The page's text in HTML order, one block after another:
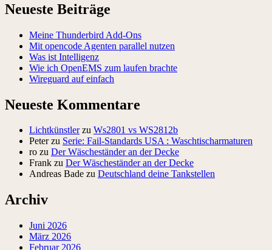
Neueste Beiträge
Meine Thunderbird Add-Ons
Mit opencode Agenten parallel nutzen
Was ist Intelligenz
Wie ich OpenEMS zum laufen brachte
Wireguard auf einfach
Neueste Kommentare
Lichtkünstlerzu Ws2801 vs WS2812b
Peterzu Serie: Fail-Standards USA : Waschtischarmaturen
ro zu Der Wäscheständer an der Decke
Frank zu Der Wäscheständer an der Decke
Andreas Bade zu Deutschland deine Tankstellen
Archiv
Juni 2026
März 2026
Februar 2026